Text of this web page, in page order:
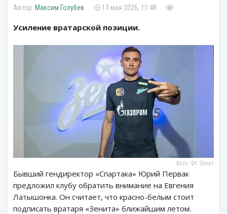
Максим Голубев 13 мая 2026, 11:48
Усиление вратарской позиции.
Фото: ФК Зенит
Бывший гендиректор «Спартака» Юрий Первак
предложил клубу обратить внимание на Евгения
Латышонка. Он считает, что красно-белым стоит
подписать вратаря «Зенита» ближайшим летом.